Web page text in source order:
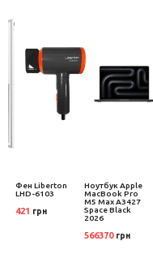
Фен Liberton
LHD-6103
421 грн
Ноутбук Apple
MacBook Pro
M5 Max A3427
Space Black
2026
566370 грн